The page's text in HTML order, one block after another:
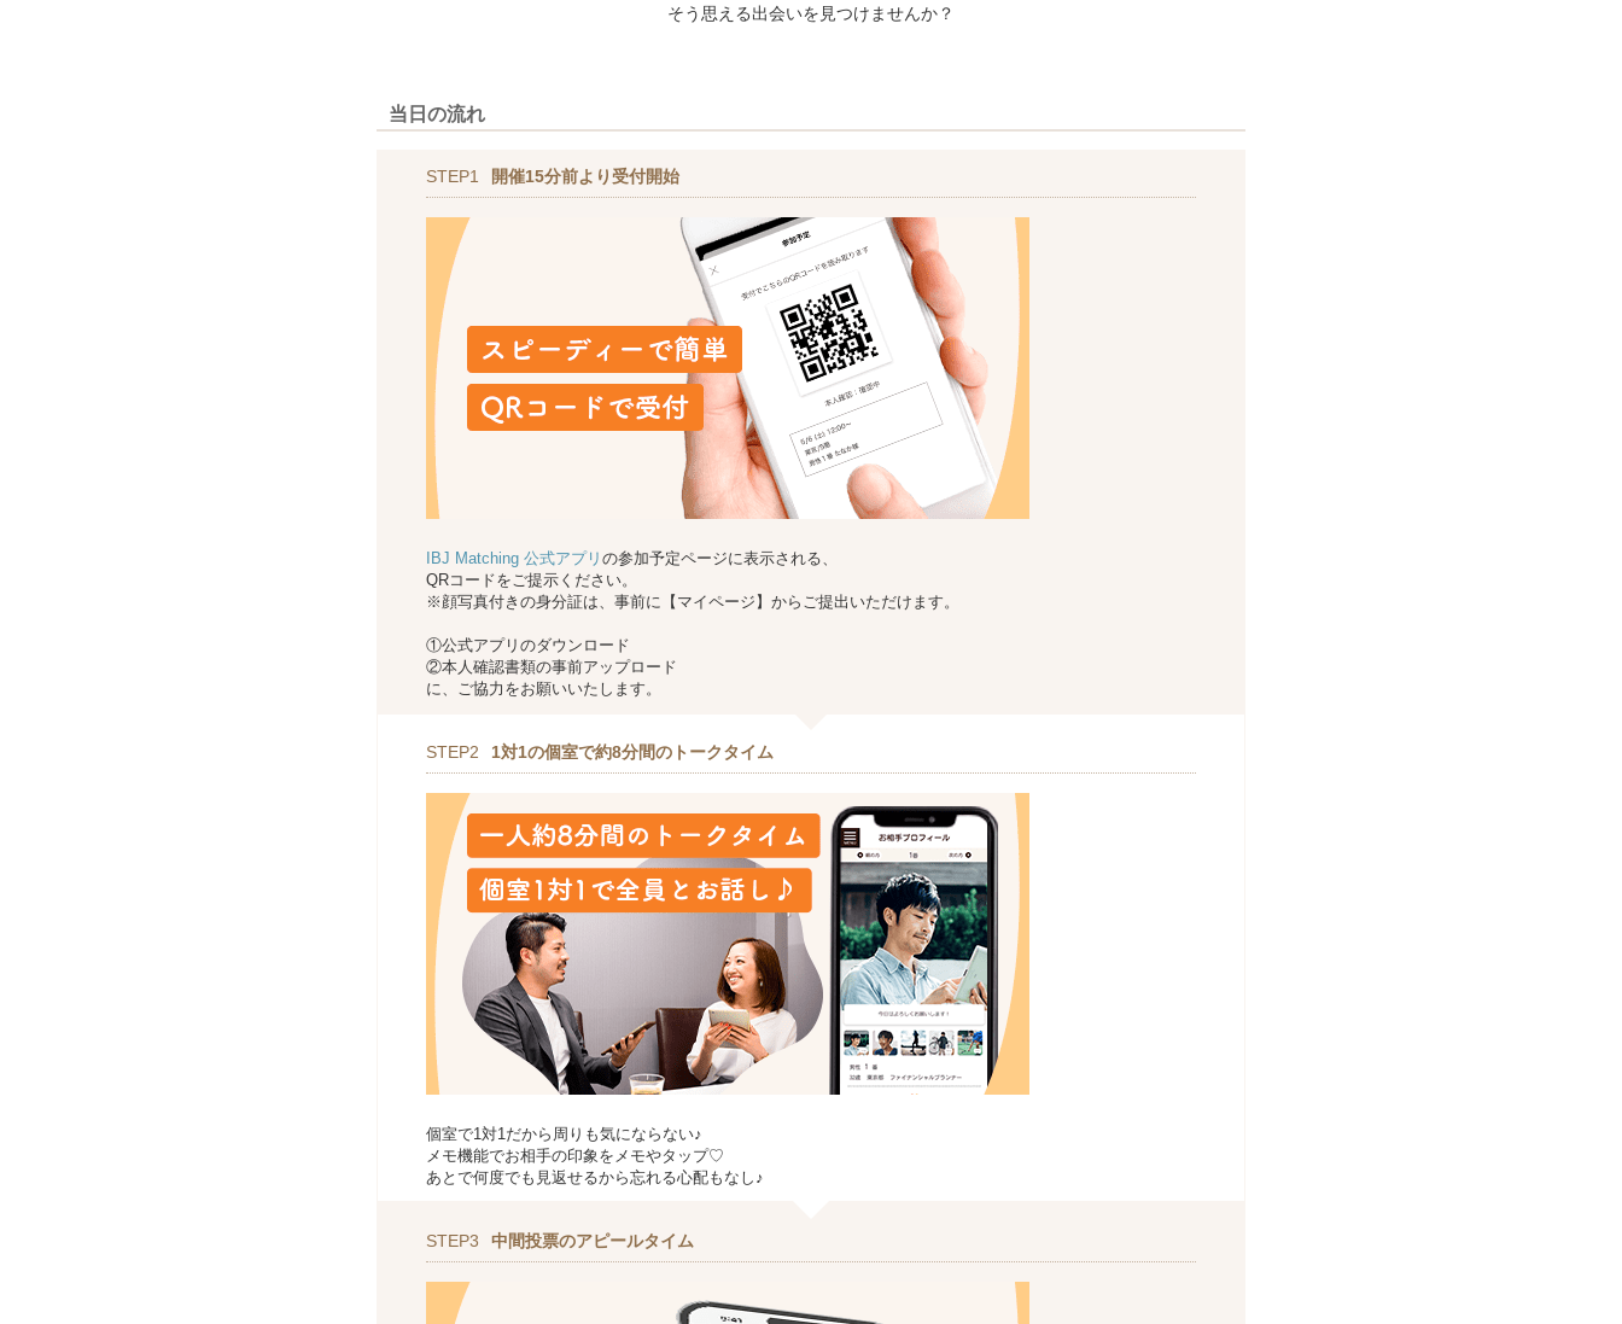
そう思える出会いを見つけませんか？
当日の流れ
STEP1 開催15分前より受付開始
IBJ Matching 公式アプリ の参加予定ページに表示される、
QRコードをご提示ください。
※顔写真付きの身分証は、事前に【マイページ】からご提出いただけます。
①公式アプリのダウンロード
②本人確認書類の事前アップロード
に、ご協力をお願いいたします。
STEP2 1対1の個室で約8分間のトークタイム
個室で1対1だから周りも気にならない♪
メモ機能でお相手の印象をメモやタップ♡
あとで何度でも見返せるから忘れる心配もなし♪
STEP3 中間投票のアピールタイム